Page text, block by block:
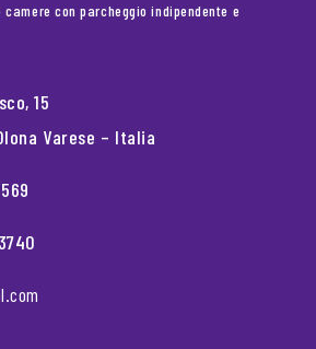
con parcheggio indipendente e
15
Varese – Italia